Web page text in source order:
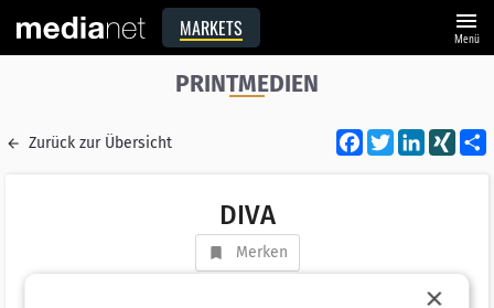
MARKETS menu
Menü
PRINTMEDIEN
Zurück zur Übersicht Facebook
Twitter XING
DIVA
Merken
×